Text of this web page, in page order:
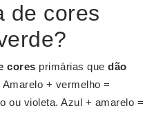
de cores
cores primárias que dão
+ vermelho =
ou violeta. Azul + amarelo =